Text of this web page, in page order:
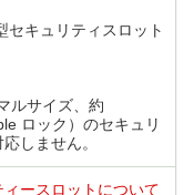
キュリティスロット
ルサイズ、約
ロック）のセキュリ
しません。
ースロットについて